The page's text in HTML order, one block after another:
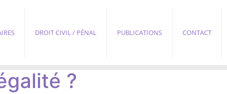
DROIT CIVIL / PÉNAL PUBLICATIONS CONTACT
?